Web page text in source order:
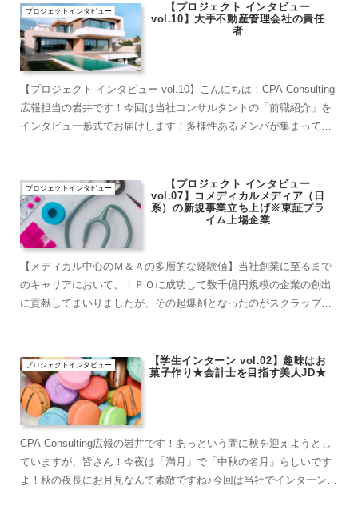
プロジェクトインタビュー
【プロジェクト インタビュー
vol.10】大手不動産管理会社の責任
者
【プロジェクト インタビュー vol.10】こんにちは！CPA-Consulting
広報担当の岩井です！今回は当社コンサルタントの「前職紹介」を
インタビュー形式でお届けします！多様性あるメンバが集まってい
プロジェクトインタビュー
【プロジェクト インタビュー
vol.07】コメディカルメディア（日
系）の新規事業立ち上げ※東証プラ
イム上場企業
【メディカル中心のＭ＆Ａの多層的な経験値】当社創業に至るまで
のキャリアにおいて、ＩＰＯに成功して数千億円規模の企業の創出
に貢献してまいりましたが、その起爆剤となったのがスクラップ施
プロジェクトインタビュー
【学生インターン vol.02】趣味はお
菓子作り★会計士を目指す美人JD★
CPA-Consulting広報の岩井です！あっという間に秋を迎えようとし
ていますが、皆さん！今夜は「満月」で「中秋の名月」らしいです
よ！秋の夜長にお月見なんて素敵ですね♪今回は当社でインターンと